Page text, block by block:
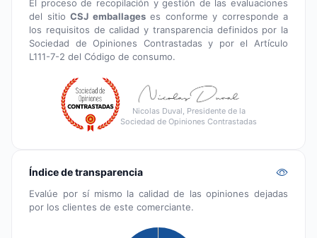
El proceso de recopilación y gestión de las evaluaciones
del sitio CSJ emballageses conforme y corresponde a
los requisitos de calidad y transparencia definidos por la
Sociedad de Opiniones Contrastadas y por el Artículo
L111-7-2 del Código de consumo.
Nicolas Duval, Presidente de la
Sociedad de Opiniones Contrastadas
Índice de transparencia
Evalúe por sí mismo la calidad de las opiniones dejadas
por los clientes de este comerciante.